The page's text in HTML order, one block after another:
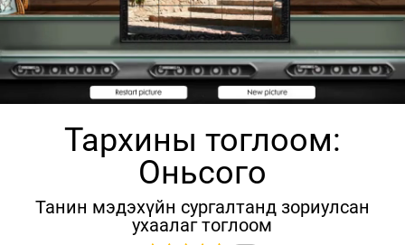
Тархины тоглоом:
Оньсого
Танин мэдэхүйн сургалтанд зориулсан
ухаалаг тоглоом